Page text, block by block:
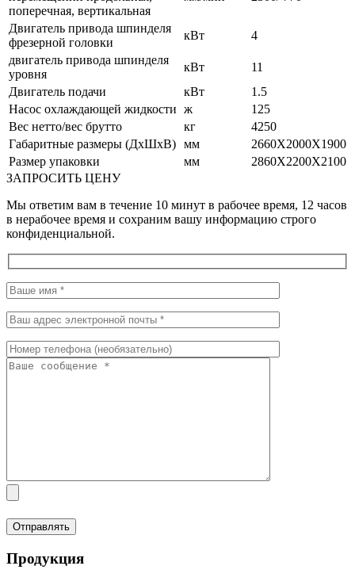
поперечная, вертикальная
Двигатель привода шпинделя
фрезерной головки
кВт
4
двигатель привода шпинделя
уровня
кВт
11
Двигатель подачи
кВт
1.5
Насос охлаждающей жидкости ж
125
Вес нетто/вес брутто
кг
4250
Габаритные размеры (ДхШхВ) мм
2660X2000X1900
Размер упаковки
мм
2860X2200X2100
ЗАПРОСИТЬ ЦЕНУ
Мы ответим вам в течение 10 минут в рабочее время, 12 часов
в нерабочее время и сохраним вашу информацию строго
конфиденциальной.
Продукция